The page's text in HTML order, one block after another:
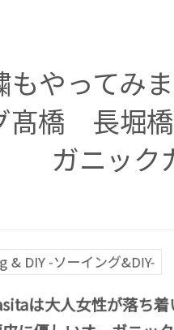
もやってみ
髙橋 長堀
ガニック
& DIY -ソーイング&DIY-
は大人女性が落ち